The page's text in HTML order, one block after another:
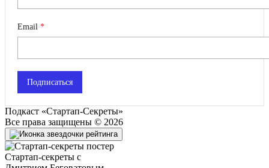
Email
Подписаться
Подкаст «Стартап-Секреты»
Все права защищены © 2026
Стартап-секреты с